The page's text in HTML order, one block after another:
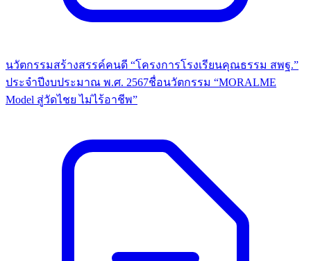
นวัตกรรมสร้างสรรค์คนดี “โครงการโรงเรียนคุณธรรม สพฐ.”
ประจำปีงบประมาณ พ.ศ. 2567ชื่อนวัตกรรม “MORALME
Model สู่วัดไชย ไม่ไร้อาชีพ”